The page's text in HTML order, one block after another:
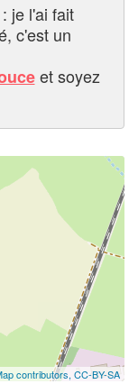
je l'ai fait
c'est un
et soyez
contributors, CC-BY-SA